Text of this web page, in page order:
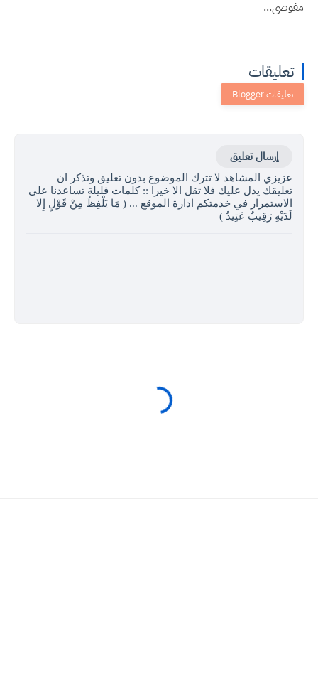
مفوضي...
تعليقات
إرسال تعليق
عزيزي المشاهد لا تترك الموضوع بدون تعليق وتذكر ان
تعليقك يدل عليك فلا تقل الا خيرا :: كلمات قليلة تساعدنا على
الاستمرار في خدمتكم ادارة الموقع ... ( مَا يَلْفِظُ مِنْ قَوْلٍ إِلا
لَدَيْهِ رَقِيبٌ عَتِيدٌ )